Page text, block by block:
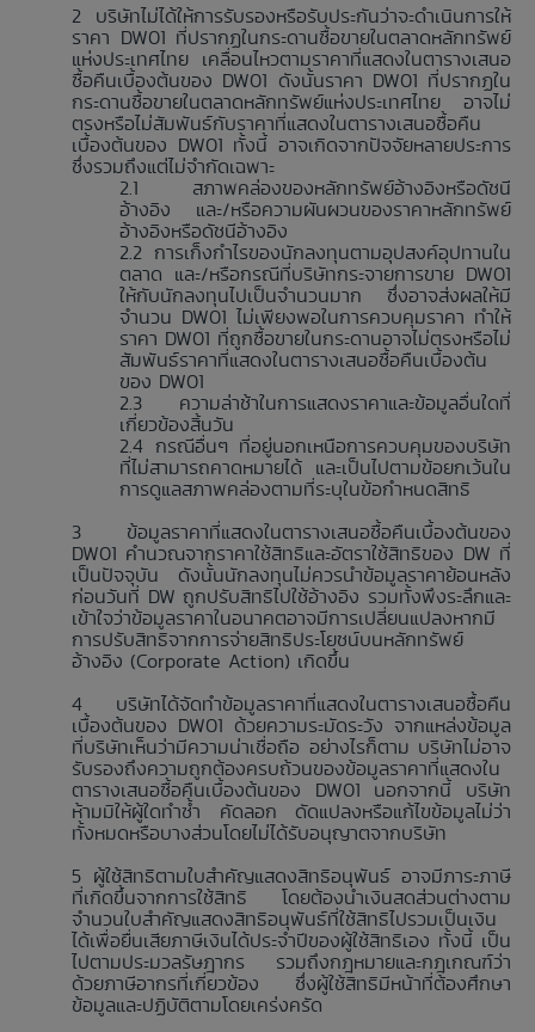
บริษัทไม่ได้ให้การรับรองหรือรับประกันว่าจะดำเนินการให้
ราคา DW01 ที่ปรากฏในกระดานซื้อขายในตลาดหลักทรัพย์
แห่งประเทศไทย เคลื่อนไหวตามราคาที่แสดงในตารางเสนอ
ซื้อคืนเบื้องต้นของ DW01 ดังนั้นราคา DW01 ที่ปรากฏใน
กระดานซื้อขายในตลาดหลักทรัพย์แห่งประเทศไทย อาจไม่
ตรงหรือไม่สัมพันธ์กับราคาที่แสดงในตารางเสนอซื้อคืน
เบื้องต้นของ DW01 ทั้งนี้ อาจเกิดจากปัจจัยหลายประการ
ซึ่งรวมถึงแต่ไม่จำกัดเฉพาะ
สภาพคล่องของหลักทรัพย์อ้างอิงหรือดัชนี
อ้างอิง และ/หรือความผันผวนของราคาหลักทรัพย์
อ้างอิงหรือดัชนีอ้างอิง
การเก็งกำไรของนักลงทุนตามอุปสงค์อุปทานใน
ตลาด และ/หรือกรณีที่บริษัทกระจายการขาย DW01
ให้กับนักลงทุนไปเป็นจำนวนมาก ซึ่งอาจส่งผลให้มี
จำนวน DW01 ไม่เพียงพอในการควบคุมราคา ทำให้
ราคา DW01 ที่ถูกซื้อขายในกระดานอาจไม่ตรงหรือไม่
สัมพันธ์ราคาที่แสดงในตารางเสนอซื้อคืนเบื้องต้น
ของ DW01
ความล่าช้าในการแสดงราคาและข้อมูลอื่นใดที่
เกี่ยวข้องสิ้นวัน
กรณีอื่นๆ ที่อยู่นอกเหนือการควบคุมของบริษัท
ที่ไม่สามารถคาดหมายได้ และเป็นไปตามข้อยกเว้นใน
การดูแลสภาพคล่องตามที่ระบุในข้อกำหนดสิทธิ
ข้อมูลราคาที่แสดงในตารางเสนอซื้อคืนเบื้องต้นของ
DW01 คำนวณจากราคาใช้สิทธิและอัตราใช้สิทธิของ DW ที่
เป็นปัจจุบัน ดังนั้นนักลงทุนไม่ควรนำข้อมูลราคาย้อนหลัง
ก่อนวันที่ DW ถูกปรับสิทธิไปใช้อ้างอิง รวมทั้งพึงระลึกและ
เข้าใจว่าข้อมูลราคาในอนาคตอาจมีการเปลี่ยนแปลงหากมี
การปรับสิทธิจากการจ่ายสิทธิประโยชน์บนหลักทรัพย์
อ้างอิง (Corporate Action) เกิดขึ้น
บริษัทได้จัดทำข้อมูลราคาที่แสดงในตารางเสนอซื้อคืน
เบื้องต้นของ DW01 ด้วยความระมัดระวัง จากแหล่งข้อมูล
ที่บริษัทเห็นว่ามีความน่าเชื่อถือ อย่างไรก็ตาม บริษัทไม่อาจ
รับรองถึงความถูกต้องครบถ้วนของข้อมูลราคาที่แสดงใน
ตารางเสนอซื้อคืนเบื้องต้นของ DW01 นอกจากนี้ บริษัท
ห้ามมิให้ผู้ใดทำซ้ำ คัดลอก ดัดแปลงหรือแก้ไขข้อมูลไม่ว่า
ทั้งหมดหรือบางส่วนโดยไม่ได้รับอนุญาตจากบริษัท
ผู้ใช้สิทธิตามใบสำคัญแสดงสิทธิอนุพันธ์ อาจมีภาระภาษี
ที่เกิดขึ้นจากการใช้สิทธิ โดยต้องนำเงินสดส่วนต่างตาม
จำนวนใบสำคัญแสดงสิทธิอนุพันธ์ที่ใช้สิทธิไปรวมเป็นเงิน
ได้เพื่อยื่นเสียภาษีเงินได้ประจำปีของผู้ใช้สิทธิเอง ทั้งนี้ เป็น
ไปตามประมวลรัษฎากร รวมถึงกฎหมายและกฎเกณฑ์ว่า
ด้วยภาษีอากรที่เกี่ยวข้อง ซึ่งผู้ใช้สิทธิมีหน้าที่ต้องศึกษา
ข้อมูลและปฏิบัติตามโดยเคร่งครัด